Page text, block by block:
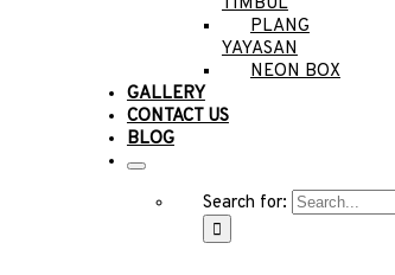
PLANG
YAYASAN
NEON BOX
GALLERY
CONTACT US
BLOG
Search for: